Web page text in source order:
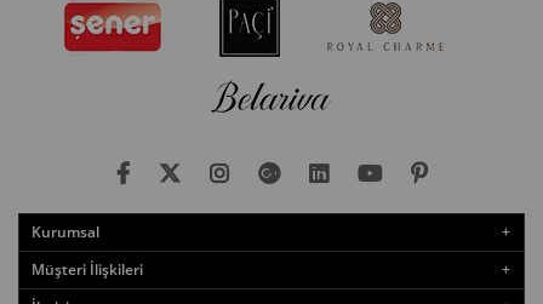
Kurumsal
Müşteri İlişkileri